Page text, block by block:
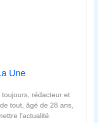
Une
toujours, rédacteur et
tout, âgé de 28 ans,
l’actualité.